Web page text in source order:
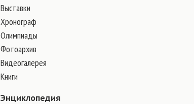
Выставки
Хронограф
Олимпиады
Фотоархив
Видеогалерея
Книги
Энциклопедия